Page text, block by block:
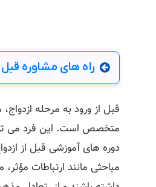
راه های مشاوره قبل
قبل از ورود به مرحله
متخصص است. این فرد می
دوره‌ های آموزشی قبل از
مباحثی مانند ارتباطات